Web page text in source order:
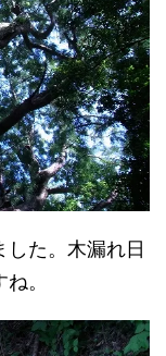
した。木漏れ日
。